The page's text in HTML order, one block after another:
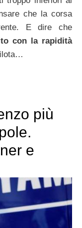
che la corsa
E dire che
con la rapidità
più
e